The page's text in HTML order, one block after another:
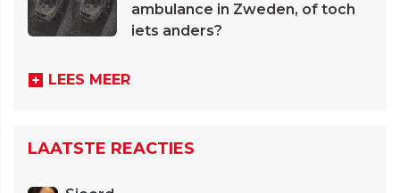
ambulance in Zweden, of toch
iets anders?
LEES MEER
LAATSTE REACTIES